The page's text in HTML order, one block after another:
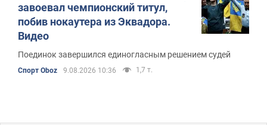
завоевал чемпионский титул,
побив нокаутера из Эквадора.
Видео
Поединок завершился единогласным решением судей
Спорт Oboz 9.08.2026 10:36 1,7 т.